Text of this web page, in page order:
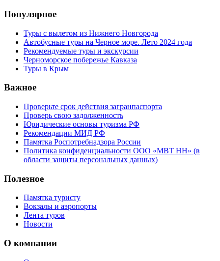
Популярное
Туры с вылетом из Нижнего Новгорода
Автобусные туры на Черное море. Лето 2024 года
Рекомендуемые туры и экскурсии
Черноморское побережье Кавказа
Туры в Крым
Важное
Проверьте срок действия загранпаспорта
Проверь свою задолженность
Юридические основы туризма РФ
Рекомендации МИД РФ
Памятка Роспотребнадзора России
Политика конфиденциальности ООО «МВТ НН» (в
области защиты персональных данных)
Полезное
Памятка туристу
Вокзалы и аэропорты
Лента туров
Новости
О компании